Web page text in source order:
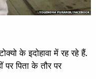
के इदोहावा में रह रहे हैं.
पिता के तौर पर